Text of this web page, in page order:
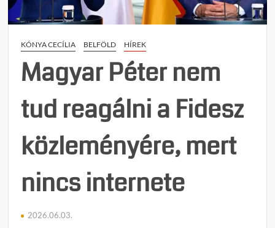
KÓNYA CECÍLIA BELFÖLD HÍREK
Magyar Péter nem
tud reagálni a Fidesz
közleményére, mert
nincs internete
2026.06.03.